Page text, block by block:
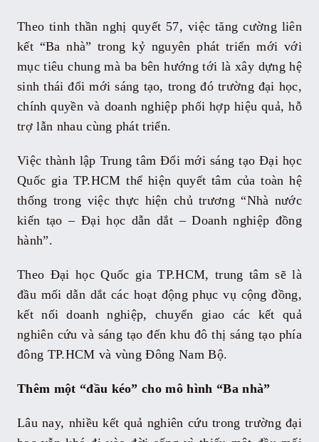
Theo tinh thần nghị quyết 57, việc tăng cường liên
kết “Ba nhà” trong kỷ nguyên phát triển mới với
mục tiêu chung mà ba bên hướng tới là xây dựng hệ
sinh thái đổi mới sáng tạo, trong đó trường đại học,
chính quyền và doanh nghiệp phối hợp hiệu quả, hỗ
trợ lẫn nhau cùng phát triển.
Việc thành lập Trung tâm Đổi mới sáng tạo Đại học
Quốc gia TP.HCM thể hiện quyết tâm của toàn hệ
thống trong việc thực hiện chủ trương “Nhà nước
kiến tạo – Đại học dẫn dắt – Doanh nghiệp đồng
hành”.
Theo Đại học Quốc gia TP.HCM, trung tâm sẽ là
đầu mối dẫn dắt các hoạt động phục vụ cộng đồng,
kết nối doanh nghiệp, chuyển giao các kết quả
nghiên cứu và sáng tạo đến khu đô thị sáng tạo phía
đông TP.HCM và vùng Đông Nam Bộ.
Thêm một “đầu kéo” cho mô hình “Ba nhà”
Lâu nay, nhiều kết quả nghiên cứu trong trường đại